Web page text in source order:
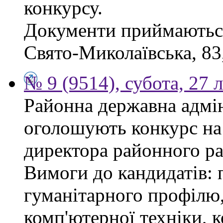
конкурсу.
Документи
Свято-Миколаївська,
№ 9 (9514), субота, 27
Районна державна
оголошують конкурс
директора районного
Вимоги до кандидатів:
гуманітарного
комп'ютерної техніки,